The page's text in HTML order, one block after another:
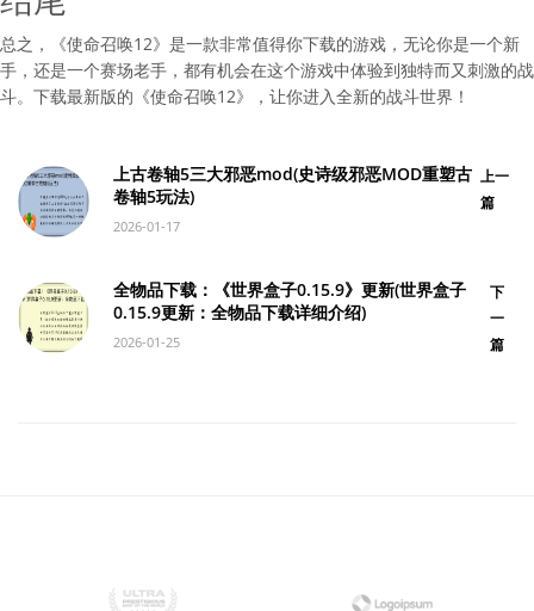
总之，《使命召唤12》是一款非常值得你下载的游戏，无论你是一个新
手，还是一个赛场老手，都有机会在这个游戏中体验到独特而又刺激的战
斗。下载最新版的《使命召唤12》，让你进入全新的战斗世界！
上古卷轴5三大邪恶mod(史诗级邪恶MOD重塑古
卷轴5玩法)
2026-01-17
上一
篇
全物品下载：《世界盒子0.15.9》更新(世界盒子
0.15.9更新：全物品下载详细介绍)
2026-01-25
下
一
篇